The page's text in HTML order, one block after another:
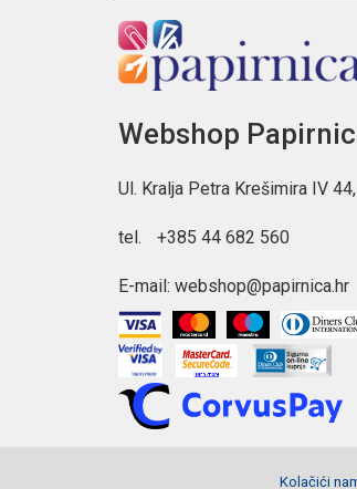
Webshop
Ul. Kralja Petra Krešimira IV
tel. +385 44 682 560
E-mail: webshop@papirnica.hr
Kolačići